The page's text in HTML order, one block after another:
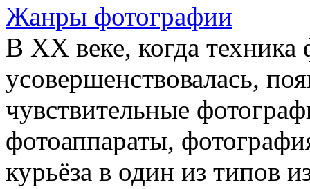
Жанры фотографии
В XX веке, когда
усовершенствовалась,
чувствительные
фотоаппараты,
курьёза в один из типов